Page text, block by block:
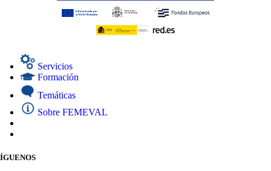
Servicios
Formación
Temáticas
Sobre FEMEVAL